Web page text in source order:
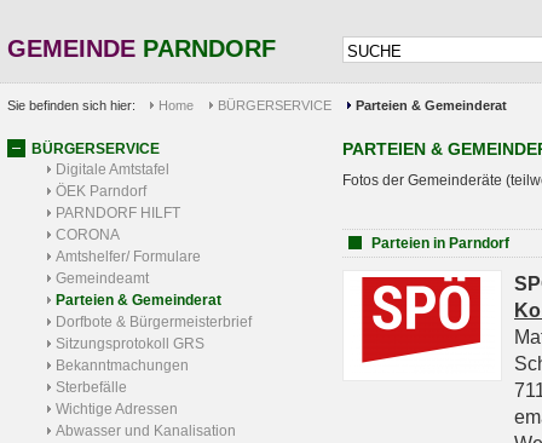
GEMEINDE PARNDORF
Sie befinden sich hier: Home BÜRGERSERVICE Parteien & Gemeinderat
BÜRGERSERVICE
Digitale Amtstafel
ÖEK Parndorf
PARNDORF HILFT
CORONA
Amtshelfer/ Formulare
Gemeindeamt
Parteien & Gemeinderat
Dorfbote & Bürgermeisterbrief
Sitzungsprotokoll GRS
Bekanntmachungen
Sterbefälle
Wichtige Adressen
Abwasser und Kanalisation
PARTEIEN &
Fotos der Gemeinderäte
Parteien in Parndorf